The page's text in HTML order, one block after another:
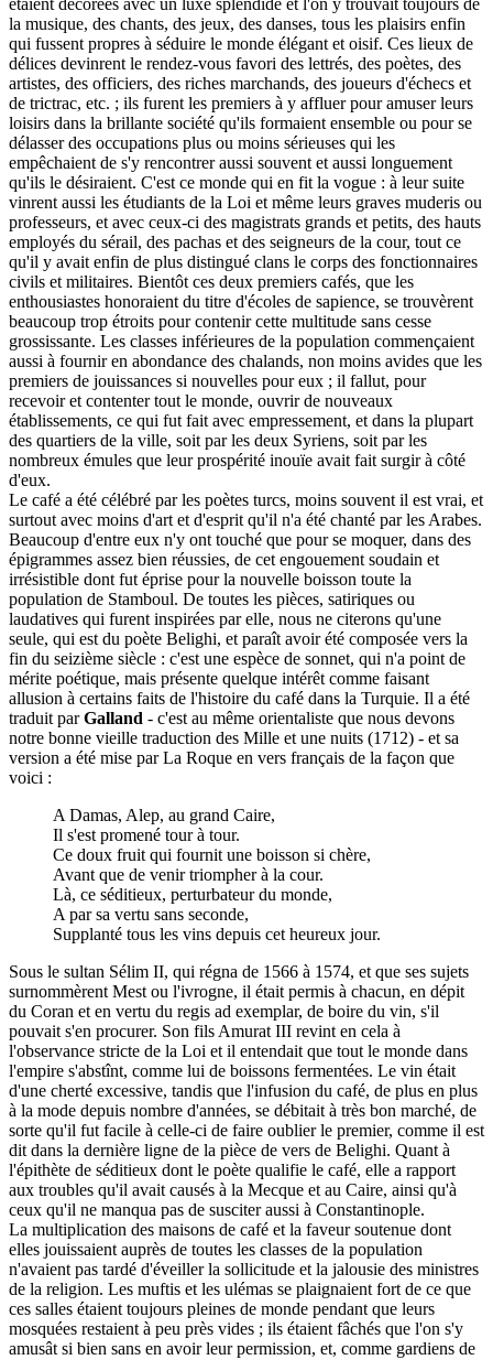
la musique, des chants, des jeux, des danses, tous les plaisirs enfin
qui fussent propres à séduire le monde élégant et oisif. Ces lieux de
délices devinrent le rendez-vous favori des lettrés, des poètes, des
artistes, des officiers, des riches marchands, des joueurs d'échecs et
de trictrac, etc. ; ils furent les premiers à y affluer pour amuser leurs
loisirs dans la brillante société qu'ils formaient ensemble ou pour se
délasser des occupations plus ou moins sérieuses qui les
empêchaient de s'y rencontrer aussi souvent et aussi longuement
qu'ils le désiraient. C'est ce monde qui en fit la vogue : à leur suite
vinrent aussi les étudiants de la Loi et même leurs graves muderis ou
professeurs, et avec ceux-ci des magistrats grands et petits, des hauts
employés du sérail, des pachas et des seigneurs de la cour, tout ce
qu'il y avait enfin de plus distingué clans le corps des fonctionnaires
civils et militaires. Bientôt ces deux premiers cafés, que les
enthousiastes honoraient du titre d'écoles de sapience, se trouvèrent
beaucoup trop étroits pour contenir cette multitude sans cesse
grossissante. Les classes inférieures de la population commençaient
aussi à fournir en abondance des chalands, non moins avides que les
premiers de jouissances si nouvelles pour eux ; il fallut, pour
recevoir et contenter tout le monde, ouvrir de nouveaux
établissements, ce qui fut fait avec empressement, et dans la plupart
des quartiers de la ville, soit par les deux Syriens, soit par les
nombreux émules que leur prospérité inouïe avait fait surgir à côté
d'eux.
Le café a été célébré par les poètes turcs, moins souvent il est vrai, et
surtout avec moins d'art et d'esprit qu'il n'a été chanté par les Arabes.
Beaucoup d'entre eux n'y ont touché que pour se moquer, dans des
épigrammes assez bien réussies, de cet engouement soudain et
irrésistible dont fut éprise pour la nouvelle boisson toute la
population de Stamboul. De toutes les pièces, satiriques ou
laudatives qui furent inspirées par elle, nous ne citerons qu'une
seule, qui est du poète Belighi, et paraît avoir été composée vers la
fin du seizième siècle : c'est une espèce de sonnet, qui n'a point de
mérite poétique, mais présente quelque intérêt comme faisant
allusion à certains faits de l'histoire du café dans la Turquie. Il a été
traduit parGalland - c'est au même orientaliste que nous devons
notre bonne vieille traduction des Mille et une nuits (1712) - et sa
version a été mise par La Roque en vers français de la façon que
voici :
A Damas, Alep, au grand Caire,
Il s'est promené tour à tour.
Ce doux fruit qui fournit une boisson si chère,
Avant que de venir triompher à la cour.
Là, ce séditieux, perturbateur du monde,
A par sa vertu sans seconde,
Supplanté tous les vins depuis cet heureux jour.
Sous le sultan Sélim II, qui régna de 1566 à 1574, et que ses sujets
surnommèrent Mest ou l'ivrogne, il était permis à chacun, en dépit
du Coran et en vertu du regis ad exemplar, de boire du vin, s'il
pouvait s'en procurer. Son fils Amurat III revint en cela à
l'observance stricte de la Loi et il entendait que tout le monde dans
l'empire s'abstînt, comme lui de boissons fermentées. Le vin était
d'une cherté excessive, tandis que l'infusion du café, de plus en plus
à la mode depuis nombre d'années, se débitait à très bon marché, de
sorte qu'il fut facile à celle-ci de faire oublier le premier, comme il est
dit dans la dernière ligne de la pièce de vers de Belighi. Quant à
l'épithète de séditieux dont le poète qualifie le café, elle a rapport
aux troubles qu'il avait causés à la Mecque et au Caire, ainsi qu'à
ceux qu'il ne manqua pas de susciter aussi à Constantinople.
La multiplication des maisons de café et la faveur soutenue dont
elles jouissaient auprès de toutes les classes de la population
n'avaient pas tardé d'éveiller la sollicitude et la jalousie des ministres
de la religion. Les muftis et les ulémas se plaignaient fort de ce que
ces salles étaient toujours pleines de monde pendant que leurs
mosquées restaient à peu près vides ; ils étaient fâchés que l'on s'y
amusât si bien sans en avoir leur permission, et, comme gardiens de